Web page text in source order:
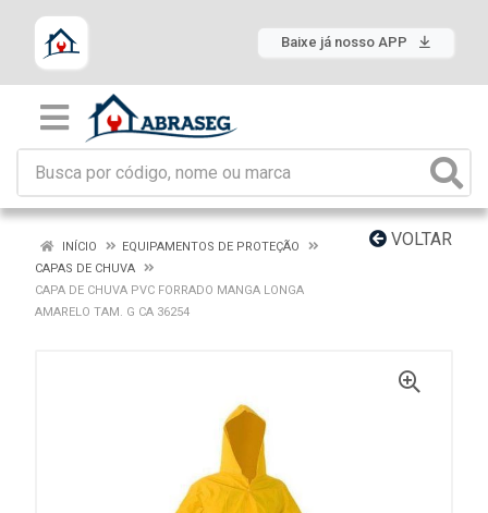
Baixe já nosso APP
VOLTAR
INÍCIO
EQUIPAMENTOS DE PROTEÇÃO
CAPAS DE CHUVA
CAPA DE CHUVA PVC FORRADO MANGA LONGA
AMARELO TAM. G CA 36254